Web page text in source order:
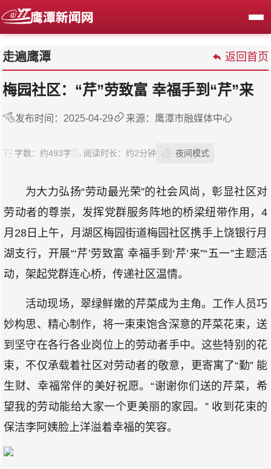
走遍鹰潭 返回首页
梅园社区：“芹”劳致富 幸福手到“芹”来
发布时间：2025-04-29 来源：鹰潭市融媒体中心
字数： 约493字 阅读时长： 约2分钟 夜间模式
为大力弘扬“劳动最光荣”的社会风尚，彰显社区对
劳动者的尊崇，发挥党群服务阵地的桥梁纽带作用，4
月28日上午，月湖区梅园街道梅园社区携手上饶银行月
湖支行，开展“‘芹’劳致富 幸福手到‘芹’来”“五一”主题活
动，架起党群连心桥，传递社区温情。
活动现场，翠绿鲜嫩的芹菜成为主角。工作人员巧
妙构思、精心制作，将一束束饱含深意的芹菜花束，送
到坚守在各行各业岗位上的劳动者手中。这些特别的花
束，不仅承载着社区对劳动者的敬意，更寄寓了“勤” 能
生财、幸福常伴的美好祝愿。“谢谢你们送的芹菜，希
望我的劳动能给大家一个更美丽的家园。” 收到花束的
保洁李阿姨脸上洋溢着幸福的笑容。